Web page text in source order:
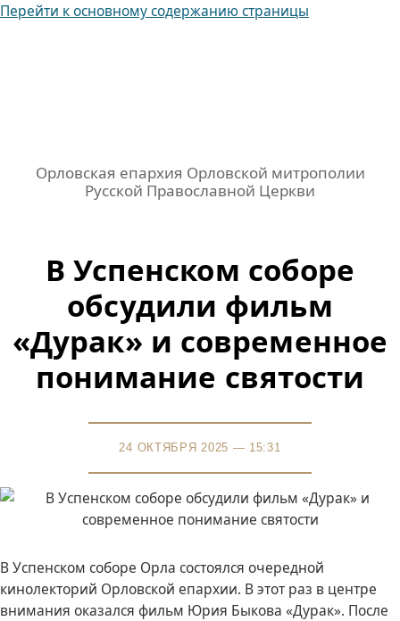
Перейти к основному содержанию страницы
Орловская епархия Орловской митрополии
Русской Православной Церкви
В Успенском соборе
обсудили фильм
«Дурак» и современное
понимание святости
24 ОКТЯБРЯ 2025 — 15:31
В Успенском соборе Орла состоялся очередной
кинолекторий Орловской епархии. В этот раз в центре
внимания оказался фильм Юрия Быкова «Дурак». После